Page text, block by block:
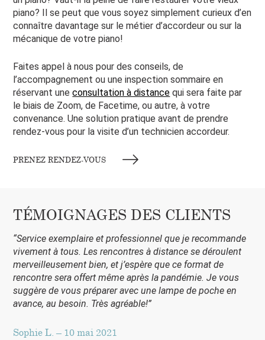
piano? Il se peut que vous soyez simplement curieux d’en
connaître davantage sur le métier d’accordeur ou sur la
mécanique de votre piano!
Faites appel à nous pour des conseils, de
l’accompagnement ou une inspection sommaire en
réservant uneconsultation à distance qui sera faite par
le biais de Zoom, de Facetime, ou autre, à votre
convenance. Une solution pratique avant de prendre
rendez-vous pour la visite d’un technicien accordeur.
PRENEZ RENDEZ-VOUS
TÉMOIGNAGES DES CLIENTS
“Service exemplaire et professionnel que je recommande
vivement à tous. Les rencontres à distance se déroulent
merveilleusement bien, et j’espère que ce format de
rencontre sera offert même après la pandémie. Je vous
suggère de vous préparer avec une lampe de poche en
avance, au besoin. Très agréable!”
Sophie L. – 10 mai 2021